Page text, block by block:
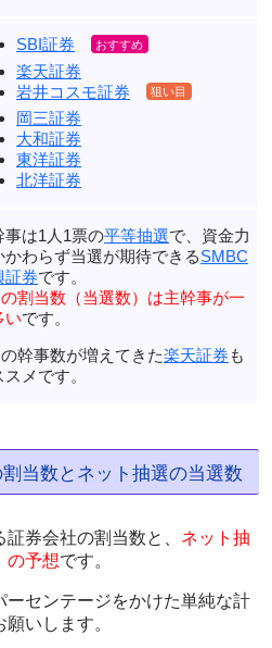
SBI証券
楽天証券
岩井コスモ証券
岡三証券
大和証券
東洋証券
北洋証券
事は1人1票の平等抽選で、資金力
かわらず当選が期待できるSMBC
証券です。
割当数（当選数）は主幹事が一
いです。
幹事数が増えてきた楽天証券 も
スメです。
当数とネット抽選の当選数
券会社の割当数と、 ネット抽
の予想です。
センテージをかけた単純な計
いします。